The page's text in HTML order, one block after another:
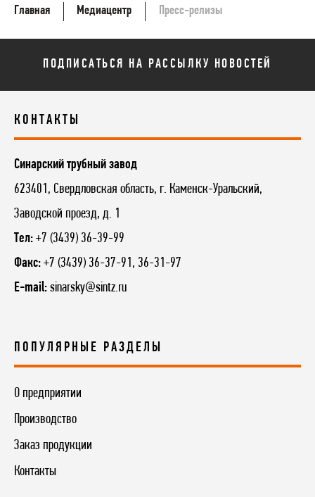
Главная Медиацентр Пресс-релизы
ПОДПИСАТЬСЯ НА РАССЫЛКУ НОВОСТЕЙ
КОНТАКТЫ
Синарский трубный завод
623401, Свердловская область, г. Каменск-Уральский,
Заводской проезд, д. 1
Тел: +7 (3439) 36-39-99
Факс: +7 (3439) 36-37-91, 36-31-97
E-mail: sinarsky@sintz.ru
ПОПУЛЯРНЫЕ РАЗДЕЛЫ
О предприятии
Производство
Заказ продукции
Контакты